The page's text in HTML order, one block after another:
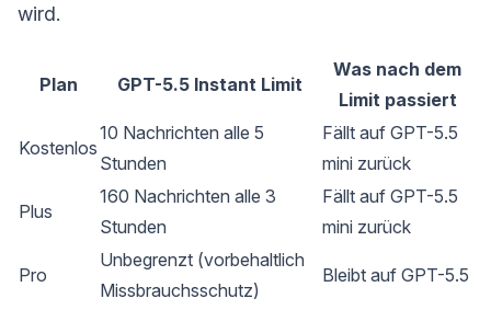
wird.
Plan GPT-5.5 Instant Limit
Was nach dem
Limit passiert
Kostenlos
10 Nachrichten alle 5
Stunden
Fällt auf GPT-5.5
mini zurück
Plus
160 Nachrichten alle 3
Stunden
Fällt auf GPT-5.5
mini zurück
Pro
Unbegrenzt (vorbehaltlich
Missbrauchsschutz)
Bleibt auf GPT-5.5